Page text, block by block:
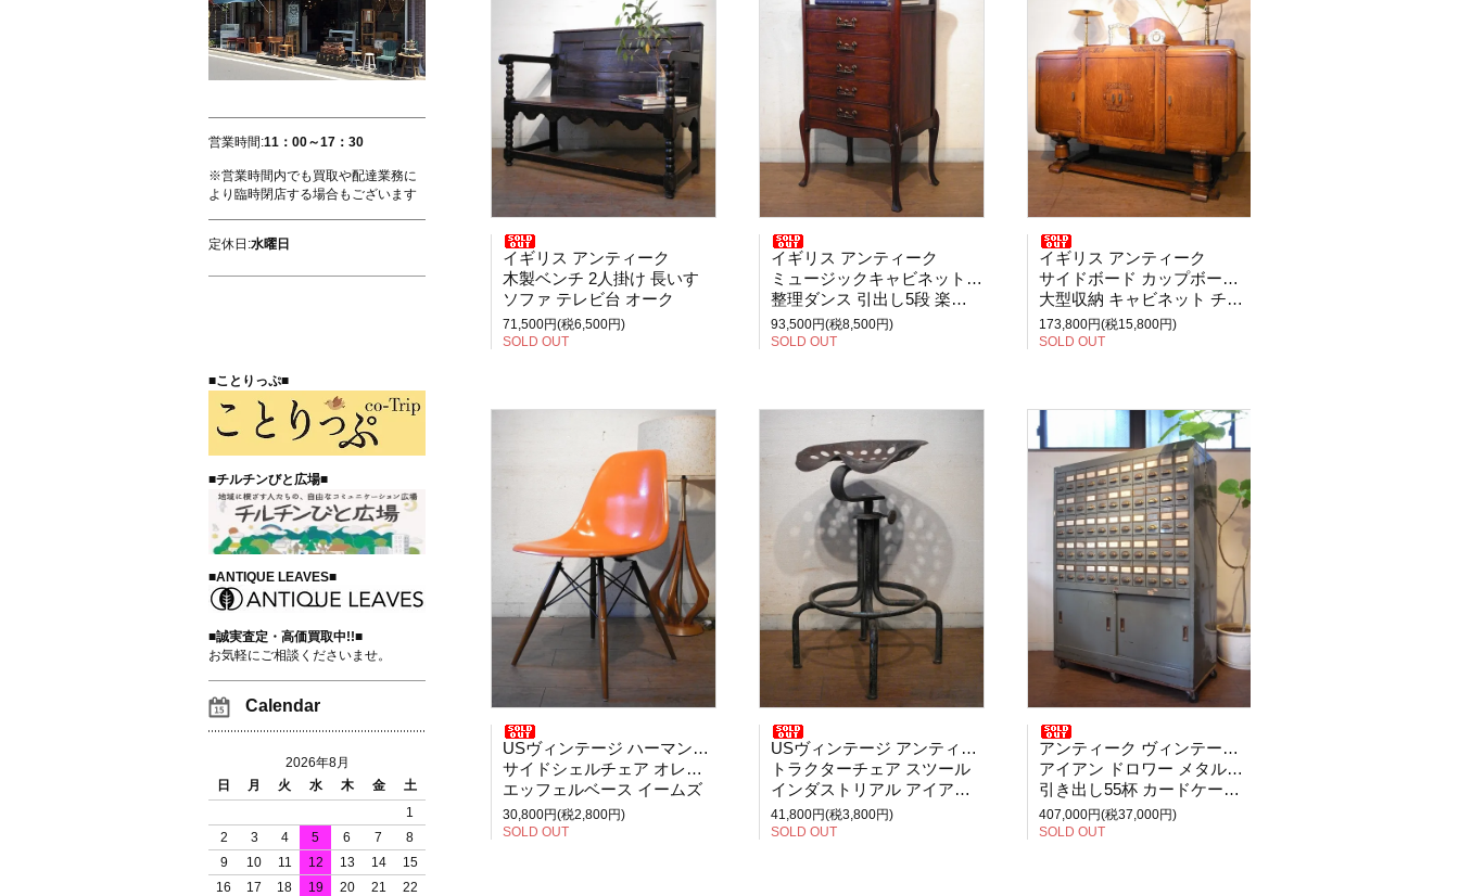
イギリス アンティーク
木製ベンチ 2人掛け 長いす
ソファ テレビ台 オーク
71,500円(税6,500円)
SOLD OUT
イギリス アンティーク
ミュージックキャビネット チェスト
整理ダンス 引出し5段 楽譜入れ
93,500円(税8,500円)
SOLD OUT
イギリス アンティーク
サイドボード カップボード オーク
大型収納 キャビネット チェスト 食器棚
173,800円(税15,800円)
SOLD OUT
USヴィンテージ ハーマンミラー
サイドシェルチェア オレンジ
エッフェルベース イームズ
30,800円(税2,800円)
SOLD OUT
USヴィンテージ アンティーク
トラクターチェア スツール
インダストリアル アイアン ハイスツール
41,800円(税3,800円)
SOLD OUT
アンティーク ヴィンテージ 工業系
アイアン ドロワー メタルキャビネット
引き出し55杯 カードケース 工具入れ
407,000円(税37,000円)
SOLD OUT
営業時間:11：00～17：30
※営業時間内でも買取や配達業務に
より臨時閉店する場合もございます
定休日:水曜日
■ことりっぷ■
■チルチンびと広場■
■ANTIQUE LEAVES■
■誠実査定・高価買取中!!■
お気軽にご相談くださいませ。
Calendar
2026年8月
日
月 火 水 木 金
土
1
2
3 4 5 6 7
8
9
10 11 12 13 14
15
16
17 18 19 20 21 22